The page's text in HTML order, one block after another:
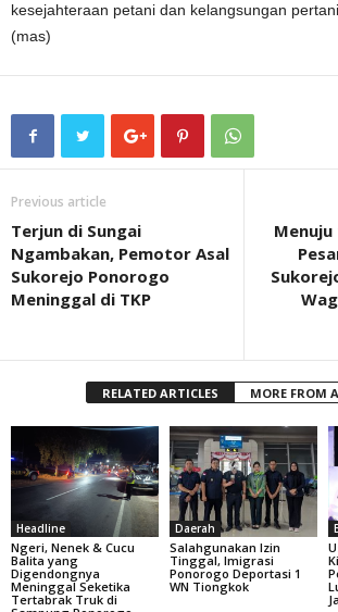
kesejahteraan petani dan kelangsungan
(mas)
Previous article
Terjun di Sungai
Ngambakan, Pemotor Asal
Sukorejo Ponorogo
Meninggal di TKP
RELATED ARTICLES MORE FROM
Headline
Ngeri, Nenek & Cucu
Balita yang
Digendongnya
Meninggal Seketika
Tertabrak Truk di
Daerah
Salahgunakan Izin
Tinggal, Imigrasi
Ponorogo Deportasi 1
WN Tiongkok